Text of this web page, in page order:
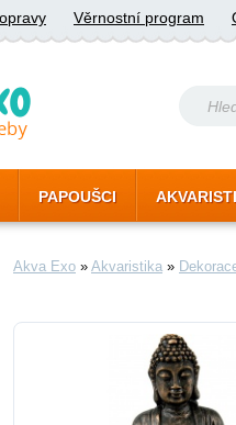
Věrnostní program
PAPOUŠCI
Akva Exo » Akvaristika »